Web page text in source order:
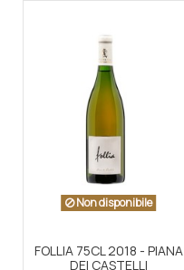
Non disponibile
FOLLIA 75CL 2018 - PIANA
DEI CASTELLI